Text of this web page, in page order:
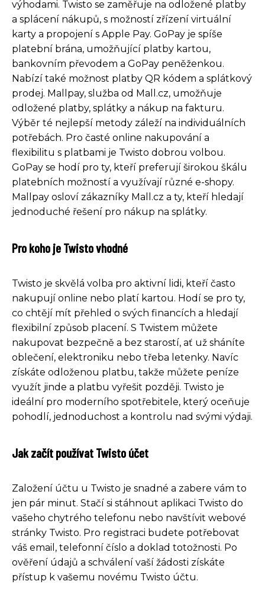
výhodami. Twisto se zaměřuje na odložené platby
a splácení nákupů, s možností zřízení virtuální
karty a propojení s Apple Pay. GoPay je spíše
platební brána, umožňující platby kartou,
bankovním převodem a GoPay peněženkou.
Nabízí také možnost platby QR kódem a splátkový
prodej. Mallpay, služba od Mall.cz, umožňuje
odložené platby, splátky a nákup na fakturu.
Výběr té nejlepší metody záleží na individuálních
potřebách. Pro časté online nakupování a
flexibilitu s platbami je Twisto dobrou volbou.
GoPay se hodí pro ty, kteří preferují širokou škálu
platebních možností a využívají různé e-shopy.
Mallpay osloví zákazníky Mall.cz a ty, kteří hledají
jednoduché řešení pro nákup na splátky.
Pro koho je Twisto vhodné
Twisto je skvělá volba pro aktivní lidi, kteří často
nakupují online nebo platí kartou. Hodí se pro ty,
co chtějí mít přehled o svých financích a hledají
flexibilní způsob placení. S Twistem můžete
nakupovat bezpečně a bez starostí, ať už sháníte
oblečení, elektroniku nebo třeba letenky. Navíc
získáte odloženou platbu, takže můžete peníze
využít jinde a platbu vyřešit později. Twisto je
ideální pro moderního spotřebitele, který oceňuje
pohodlí, jednoduchost a kontrolu nad svými výdaji.
Jak začít používat Twisto účet
Založení účtu u Twisto je snadné a zabere vám to
jen pár minut. Stačí si stáhnout aplikaci Twisto do
vašeho chytrého telefonu nebo navštívit webové
stránky Twisto. Pro registraci budete potřebovat
váš email, telefonní číslo a doklad totožnosti. Po
ověření údajů a schválení vaší žádosti získáte
přístup k vašemu novému Twisto účtu.